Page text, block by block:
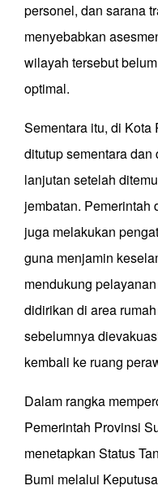
personel, dan sarana
menyebabkan
wilayah tersebut
optimal.
Sementara itu, di Kota
ditutup sementara
lanjutan setelah
jembatan. Pemerintah
juga melakukan
guna menjamin
mendukung
didirikan di area
sebelumnya
kembali ke ruang
Dalam rangka
Pemerintah Provinsi
menetapkan Status
Bumi melalui